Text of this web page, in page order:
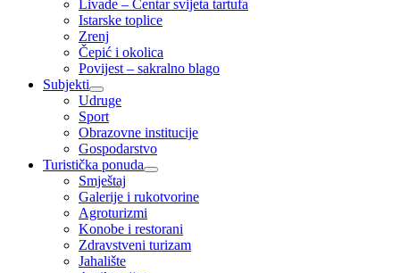
Livade – Centar svijeta tartufa
Istarske toplice
Zrenj
Čepić i okolica
Povijest – sakralno blago
Subjekti
Udruge
Sport
Obrazovne institucije
Gospodarstvo
Turistička ponuda
Smještaj
Galerije i rukotvorine
Agroturizmi
Konobe i restorani
Zdravstveni turizam
Jahalište